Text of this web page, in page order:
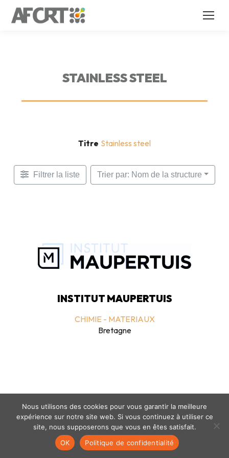
STAINLESS STEEL
Titre Stainless steel
Filtrer la liste Trier par: Nom de la structure
INSTITUT MAUPERTUIS
CHIMIE - MATERIAUX
Bretagne
Mentions légales- politique de confidentialité- © coclico 2026
Nous utilisons des cookies pour vous garantir la meilleure
expérience sur notre site web. Si vous continuez à utiliser ce
site, nous supposerons que vous en êtes satisfait.
OK
Politique de confidentialité